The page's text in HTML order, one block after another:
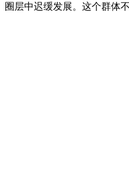
圈层中迟缓发展。这个群体